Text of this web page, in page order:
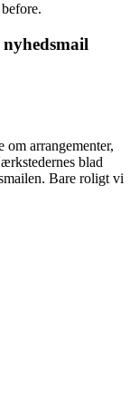
arrangementer,
blad
Bare roligt vi